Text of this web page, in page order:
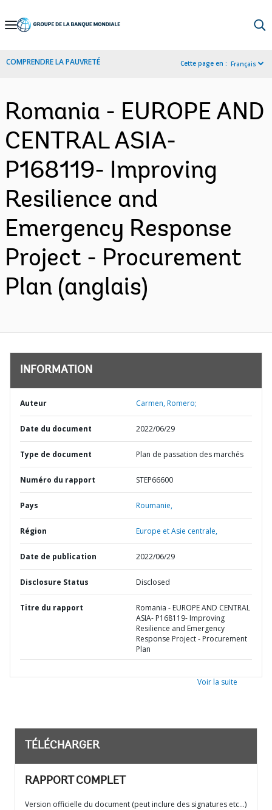
Skip
Navigation
COMPRENDRE LA PAUVRETÉ Cette page en : Français
Romania - EUROPE AND
CENTRAL ASIA-
P168119- Improving
Resilience and
Emergency Response
Project - Procurement
Plan (anglais)
INFORMATION
Auteur Carmen, Romero;
Date du document 2022/06/29
Type de document Plan de passation des marchés
Numéro du rapport STEP66600
Pays Roumanie,
Région Europe et Asie centrale,
Date de publication 2022/06/29
Disclosure Status Disclosed
Titre du rapport
Romania - EUROPE AND CENTRAL
ASIA- P168119- Improving
Resilience and Emergency
Response Project - Procurement
Plan
Voir la suite
TÉLÉCHARGER
RAPPORT COMPLET
Version officielle du document (peut inclure des signatures etc…)